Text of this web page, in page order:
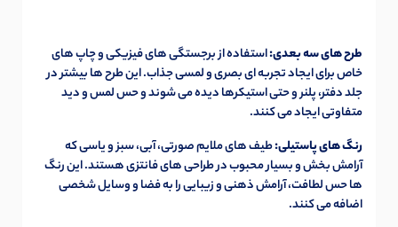
طرح های سه بعدی:استفاده از برجستگی های فیزیکی و چاپ های
خاص برای ایجاد تجربه ای بصری و لمسی جذاب. این طرح ها بیشتر در
جلد دفتر، پلنر و حتی استیکرها دیده می شوند و حس لمس و دید
متفاوتی ایجاد می کنند.
رنگ های پاستیلی:طیف های ملایم صورتی، آبی، سبز و یاسی که
آرامش بخش و بسیار محبوب در طراحی های فانتزی هستند. این رنگ
ها حس لطافت، آرامش ذهنی و زیبایی را به فضا و وسایل شخصی
اضافه می کنند.